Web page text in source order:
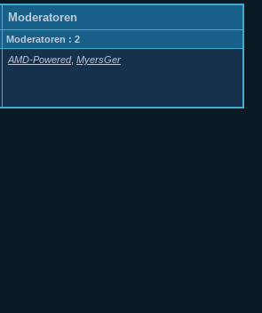
Moderatoren
Moderatoren : 2
AMD-Powered, MyersGer